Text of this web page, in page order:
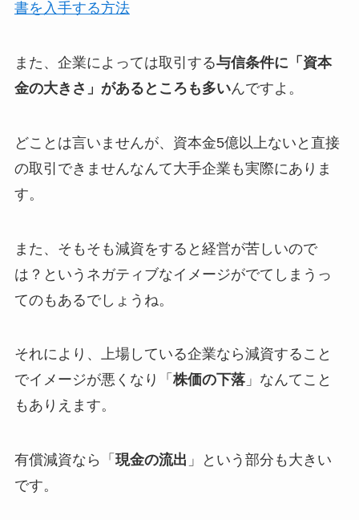
書を入手する方法
また、企業によっては取引する与信条件に「資本
金の大きさ」があるところも多いんですよ。
どことは言いませんが、資本金5億以上ないと直接
の取引できませんなんて大手企業も実際にありま
す。
また、そもそも減資をすると経営が苦しいので
は？というネガティブなイメージがでてしまうっ
てのもあるでしょうね。
それにより、上場している企業なら減資すること
でイメージが悪くなり「 株価の下落」なんてこと
もありえます。
有償減資なら「 現金の流出 」という部分も大きい
です。